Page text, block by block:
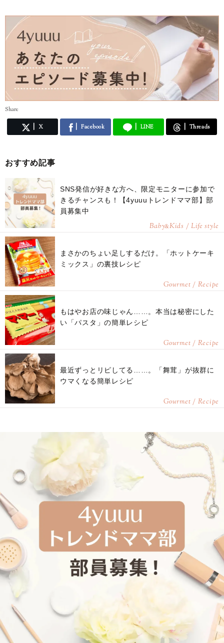
Share
X Facebook LINE Threads
おすすめ記事
SNS発信が好きな方へ、限定モニターに参加で
きるチャンスも！【4yuuuトレンドママ部】部
員募集中
Baby&Kids / Life style
まさかのちょい足しするだけ。「ホットケーキ
ミックス」の裏技レシピ
Gourmet / Recipe
もはやお店の味じゃん……。本当は秘密にした
い「パスタ」の簡単レシピ
Gourmet / Recipe
最近ずっとリピしてる……。「舞茸」が抜群に
ウマくなる簡単レシピ
Gourmet / Recipe